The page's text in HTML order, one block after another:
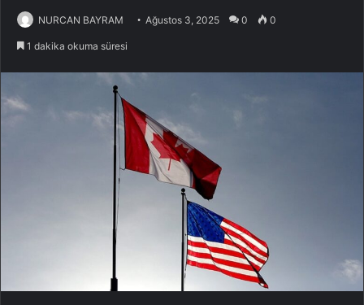
NURCAN BAYRAM Ağustos 3, 2025 0 0
1 dakika okuma süresi